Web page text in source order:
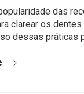
das
clarear os
dessas práticas